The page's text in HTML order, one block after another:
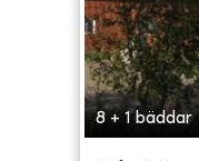
8 + 1 bäddar